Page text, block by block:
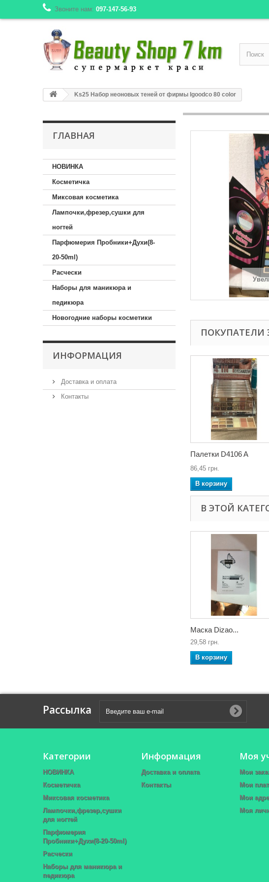
Звоните нам: 097-147-56-93
Ks25 Набор неоновых теней от фирмы Igoodco 80 color
ГЛАВНАЯ
НОВИНКА
Косметичка
Миксовая косметика
Лампочки,фрезер,сушки для
ногтей
Парфюмерия Пробники+Духи(8-
20-50ml)
Расчески
Наборы для маникюра и
педикюра
Новогодние наборы косметики
ИНФОРМАЦИЯ
Доставка и оплата
Контакты
ПОКУПАТЕЛИ
Палетки D4106 A
86,45 грн.
В корзину
В ЭТОЙ
Маска Dizao...
29,58 грн.
В корзину
Рассылка
Категории
НОВИНКА
Косметичка
Миксовая косметика
Лампочки,фрезер,сушки
для ногтей
Парфюмерия
Пробники+Духи(8-20-50ml)
Расчески
Наборы для маникюра и
педикюра
Информация
Доставка и оплата
Контакты
Моя
Мои
Мои
Мои
Моя